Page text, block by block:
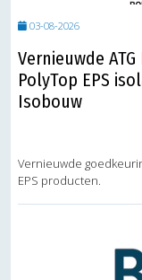
03-08-2026
Vernieuwde
PolyTop EPS
Isobouw
Vernieuwde
EPS producten.